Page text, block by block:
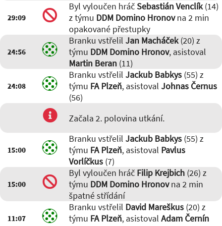
29:09
Byl vyloučen hráčSebastián Venclík(14)
z týmu DDM Domino Hronovna 2 min
opakované přestupky
24:56
Branku vstřelil Jan Macháček(20) z
týmu DDM Domino Hronov, asistoval
Martin Beran(11)
24:08
Branku vstřelil Jackub Babkys(55) z
týmu FA Plzeň, asistoval Johnas Černus
(56)
Začala 2. polovina utkání.
15:00
Branku vstřelil Jackub Babkys(55) z
týmu FA Plzeň, asistoval Pavlus
Vorlíčkus(7)
15:00
Byl vyloučen hráč Filip Krejbich(26) z
týmu DDM Domino Hronovna 2 min
špatné střídání
11:07
Branku vstřelil David Mareškus(20) z
týmu FA Plzeň, asistoval Adam Černín